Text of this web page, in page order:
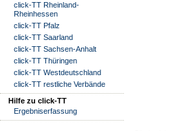
click-TT Rheinland-
Rheinhessen
click-TT Pfalz
click-TT Saarland
click-TT Sachsen-Anhalt
click-TT Thüringen
click-TT Westdeutschland
click-TT restliche Verbände
Hilfe zu click-TT
Ergebniserfassung